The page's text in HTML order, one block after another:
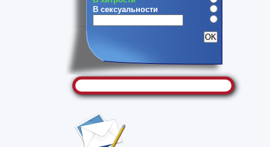
В сексуальности